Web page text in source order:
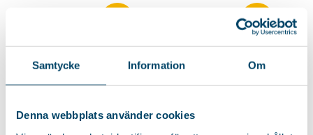
Samtycke Information Om
Denna webbplats använder cookies
CONNECT